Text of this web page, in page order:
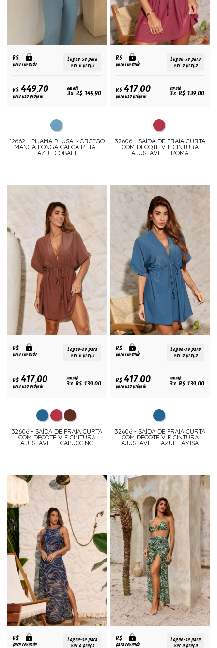
R$
para revenda
Logue-se para
ver o preço
R$449,70
para uso próprio
em até
3x R$ 149,90
12662 - PIJAMA BLUSA MORCEGO
MANGA LONGA CALCA RETA -
AZUL COBALT
R$
para revenda
Logue-se para
ver o preço
R$417,00
para uso próprio
em até
3x R$ 139,00
32606 - SAÍDA DE PRAIA CURTA
COM DECOTE V E CINTURA
AJUSTÁVEL - ROMA
R$
para revenda
Logue-se para
ver o preço
R$417,00
para uso próprio
em até
3x R$ 139,00
32606 - SAÍDA DE PRAIA CURTA
COM DECOTE V E CINTURA
AJUSTÁVEL - CAPUCCINO
R$
para revenda
Logue-se para
ver o preço
R$417,00
para uso próprio
em até
3x R$ 139,00
32606 - SAÍDA DE PRAIA CURTA
COM DECOTE V E CINTURA
AJUSTÁVEL - AZUL TAMISA
R$
para revenda
Logue-se para
ver o preço
R$
para revenda
Logue-se para
ver o preço